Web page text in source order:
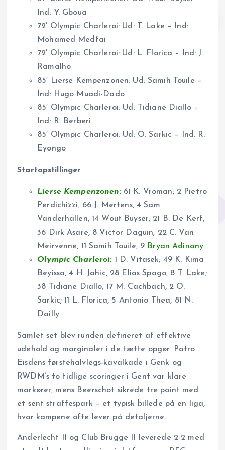
Ind: Y. Gboua
72′ Olympic Charleroi: Ud: T. Lake – Ind:
Mohamed Medfai
72′ Olympic Charleroi: Ud: L. Florica – Ind: J.
Ramalho
85′ Lierse Kempenzonen: Ud: Samih Touile –
Ind: Hugo Muadi-Dado
85′ Olympic Charleroi: Ud: Tidiane Diallo –
Ind: R. Berberi
85′ Olympic Charleroi: Ud: O. Sarkic – Ind: R.
Eyongo
Startopstillinger
Lierse Kempenzonen:61 K. Vroman; 2 Pietro
Perdichizzi, 66 J. Mertens, 4 Sam
Vanderhallen, 14 Wout Buyser; 21 B. De Kerf,
36 Dirk Asare, 8 Victor Daguin; 22 C. Van
Meirvenne, 11 Samih Touile, 9 Bryan Adinany
Olympic Charleroi: 1 D. Vitasek; 49 K. Kima
Beyissa, 4 H. Jahic, 28 Elias Spago, 8 T. Lake;
38 Tidiane Diallo, 17 M. Cachbach, 2 O.
Sarkic; 11 L. Florica, 5 Antonio Thea, 81 N.
Dailly
Samlet set blev runden defineret af effektive
udehold og marginaler i de tætte opgør. Patro
Eisdens førstehalvlegs-kavalkade i Genk og
RWDM’s to tidlige scoringer i Gent var klare
markører, mens Beerschot sikrede tre point med
et sent straffespark – et typisk billede på en liga,
hvor kampene ofte lever på detaljerne.
Anderlecht II og Club Brugge II leverede 2-2 med